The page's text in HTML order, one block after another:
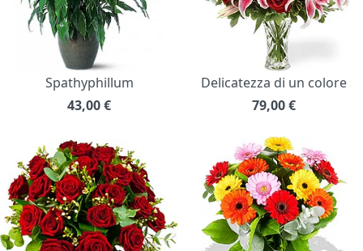
Spathyphillum
43,00€
Delicatezza di un colore
79,00€